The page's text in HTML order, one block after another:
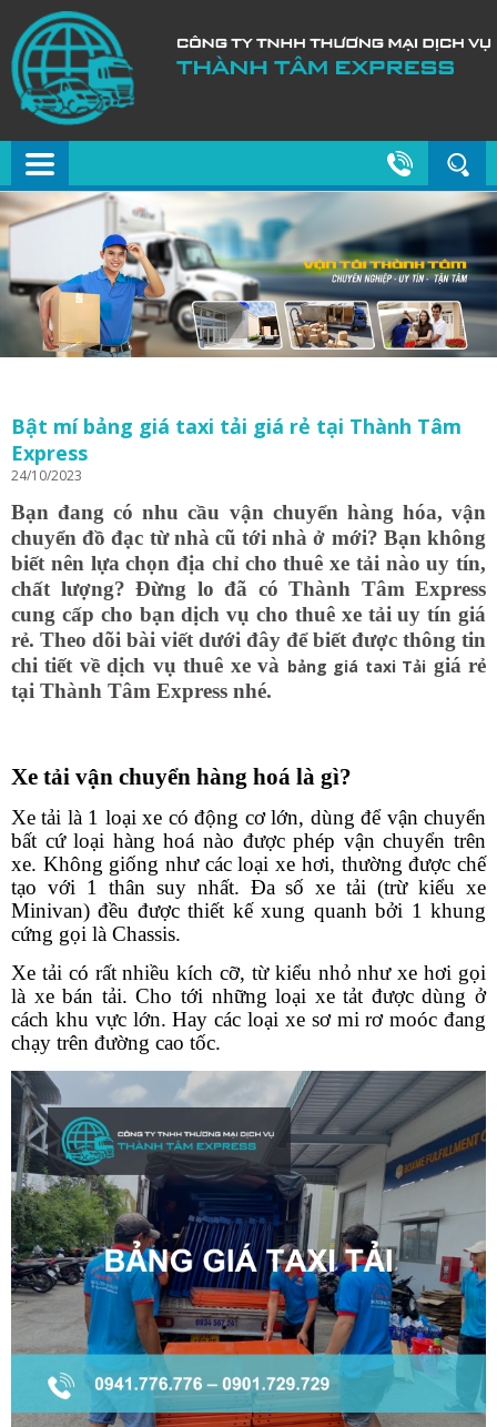
Bật mí bảng giá taxi tải giá rẻ tại Thành Tâm
Express
24/10/2023
Bạn đang có nhu cầu vận chuyển hàng hóa, vận
chuyển đồ đạc từ nhà cũ tới nhà ở mới? Bạn không
biết nên lựa chọn địa chỉ cho thuê xe tải nào uy tín,
chất lượng? Đừng lo đã có Thành Tâm Express
cung cấp cho bạn dịch vụ cho thuê xe tải uy tín giá
rẻ. Theo dõi bài viết dưới đây để biết được thông tin
chi tiết về dịch vụ thuê xe và bảng giá taxi Tải giá rẻ
tại Thành Tâm Express nhé.
Xe tải vận chuyển hàng hoá là gì?
Xe tải là 1 loại xe có động cơ lớn, dùng để vận chuyển
bất cứ loại hàng hoá nào được phép vận chuyển trên
xe. Không giống như các loại xe hơi, thường được chế
tạo với 1 thân suy nhất. Đa số xe tải (trừ kiểu xe
Minivan) đều được thiết kế xung quanh bởi 1 khung
cứng gọi là Chassis.
Xe tải có rất nhiều kích cỡ, từ kiểu nhỏ như xe hơi gọi
là xe bán tải. Cho tới những loại xe tảt được dùng ở
cách khu vực lớn. Hay các loại xe sơ mi rơ moóc đang
chạy trên đường cao tốc.